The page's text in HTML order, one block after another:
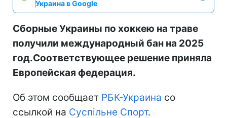
Украина в Google
Сборные Украины по хоккею на траве
получили международный бан на 2025
год.Соответствующее решение приняла
Европейская федерация.
Об этом сообщает РБК-Украина со
ссылкой на Суспільне Спорт.